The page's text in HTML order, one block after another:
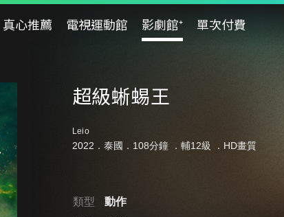
真心推薦 電視運動館 影劇館⁺ 單次付費
超級蜥蜴王
Leio
2022．泰國．108分鐘 ． 輔12級 ．HD畫質
類型
動作